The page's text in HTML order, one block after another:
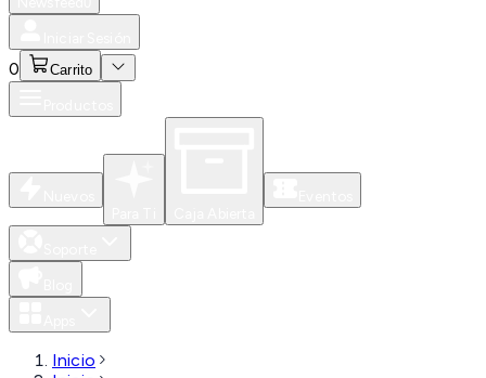
0 Carrito
Inicio